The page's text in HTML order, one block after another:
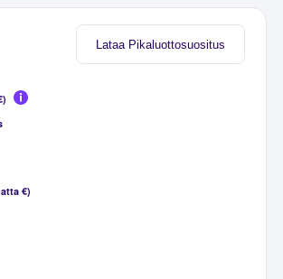
Lataa Pikaluottosuositus
€)